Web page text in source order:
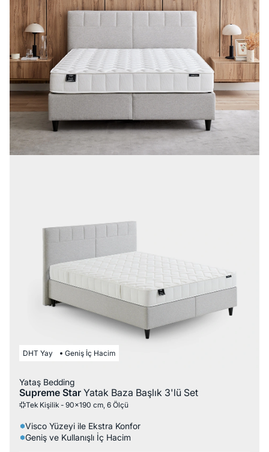
DHT Yay Geniş İç Hacim
Yataş Bedding
Supreme Star Yatak Baza Başlık 3'lü Set
Tek Kişilik - 90x190 cm, 6 Ölçü
Visco Yüzeyi ile Ekstra Konfor
Geniş ve Kullanışlı İç Hacim